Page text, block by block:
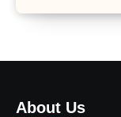
About Us